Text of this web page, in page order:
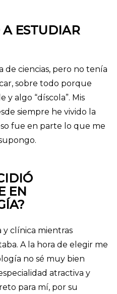
ESTUDIAR
de ciencias, pero no tenía
sobre todo porque
algo “díscola”. Mis
siempre he vivido la
fue en parte lo que me
EN
y clínica mientras
A la hora de elegir me
no sé muy bien
atractiva y
para mí, por su